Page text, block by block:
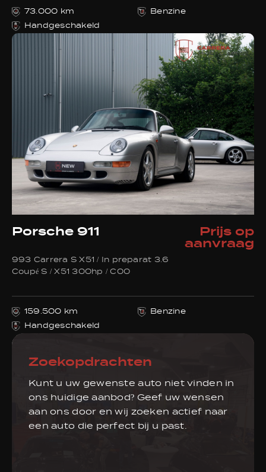
73.000 km
Benzine
Handgeschakeld
Porsche 911
Prijs op
aanvraag
993 Carrera S X51 / In preparat 3.6
Coupé S / X51 300hp / C00
159.500 km
Benzine
Handgeschakeld
Zoekopdrachten
Kunt u uw gewenste auto niet vinden in
ons huidige aanbod? Geef uw wensen
aan ons door en wij zoeken actief naar
een auto die perfect bij u past.